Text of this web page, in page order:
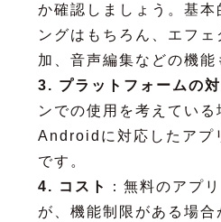
か確認しましょう。基本
ングはもちろん、エフェ
加、音声編集などの機能
3. プラットフォームの
ンでの使用を考えてい
Androidに対応したアプ
です。
4. コスト
：無料のアプ
が、機能制限がある場